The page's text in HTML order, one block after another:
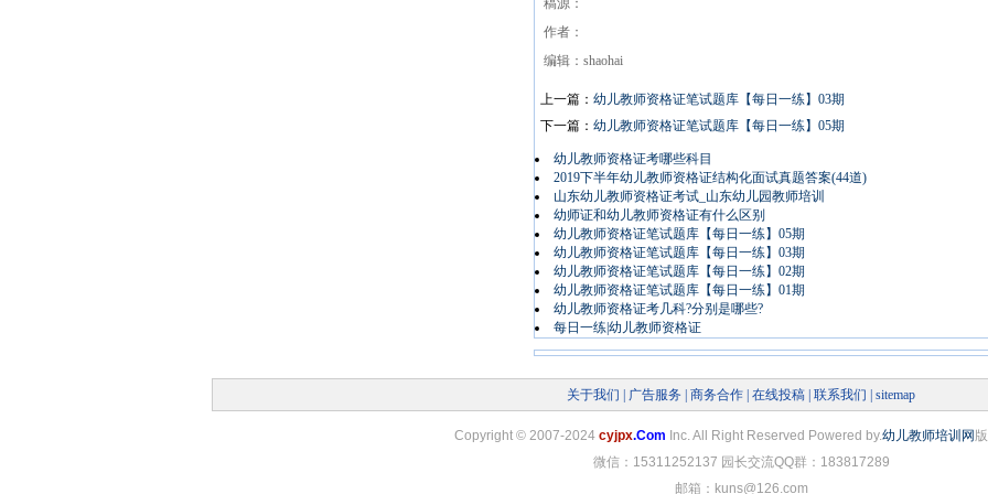
稿源：
作者：
编辑：shaohai
上一篇： 幼儿教师资格证笔试题库【每日一练】03期
下一篇： 幼儿教师资格证笔试题库【每日一练】05期
幼儿教师资格证考哪些科目
2019下半年幼儿教师资格证结构化面试真题答案(44道)
山东幼儿教师资格证考试_山东幼儿园教师培训
幼师证和幼儿教师资格证有什么区别
幼儿教师资格证笔试题库【每日一练】05期
幼儿教师资格证笔试题库【每日一练】03期
幼儿教师资格证笔试题库【每日一练】02期
幼儿教师资格证笔试题库【每日一练】01期
幼儿教师资格证考几科?分别是哪些?
每日一练|幼儿教师资格证
关于我们 广告服务 商务合作 在线投稿 联系我们 sitemap
Copyright © 2007-2024 cyjpx.Com Inc. All Right Reserved Powered by.幼儿教师培训网
微信：15311252137 园长交流QQ群：183817289
邮箱：kuns@126.com